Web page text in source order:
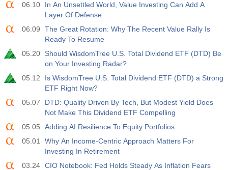
06.10
In An Unsettled World, Value Investing Can Add A
Layer Of Defense
06.09
The Great Rotation: Why The Recent Value Rally Is
Ready To Resume
05.20
Should WisdomTree U.S. Total Dividend ETF (DTD) Be
on Your Investing Radar?
05.12
Is WisdomTree U.S. Total Dividend ETF (DTD) a Strong
ETF Right Now?
05.07
DTD: Quality Driven By Tech, But Modest Yield Does
Not Make This Dividend ETF Compelling
05.05
Adding AI Resilience To Equity Portfolios
05.01
Why An Income-Centric Approach Matters For
Investing In Retirement
03.24 CIO Notebook: Fed Holds Steady As Inflation Fears